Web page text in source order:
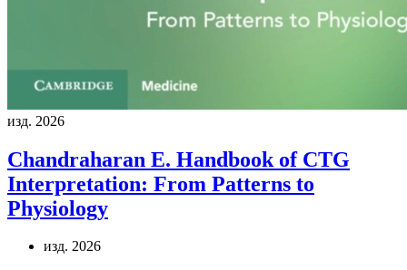
изд. 2026
Chandraharan E. Handbook of CTG
Interpretation: From Patterns to
Physiology
изд. 2026